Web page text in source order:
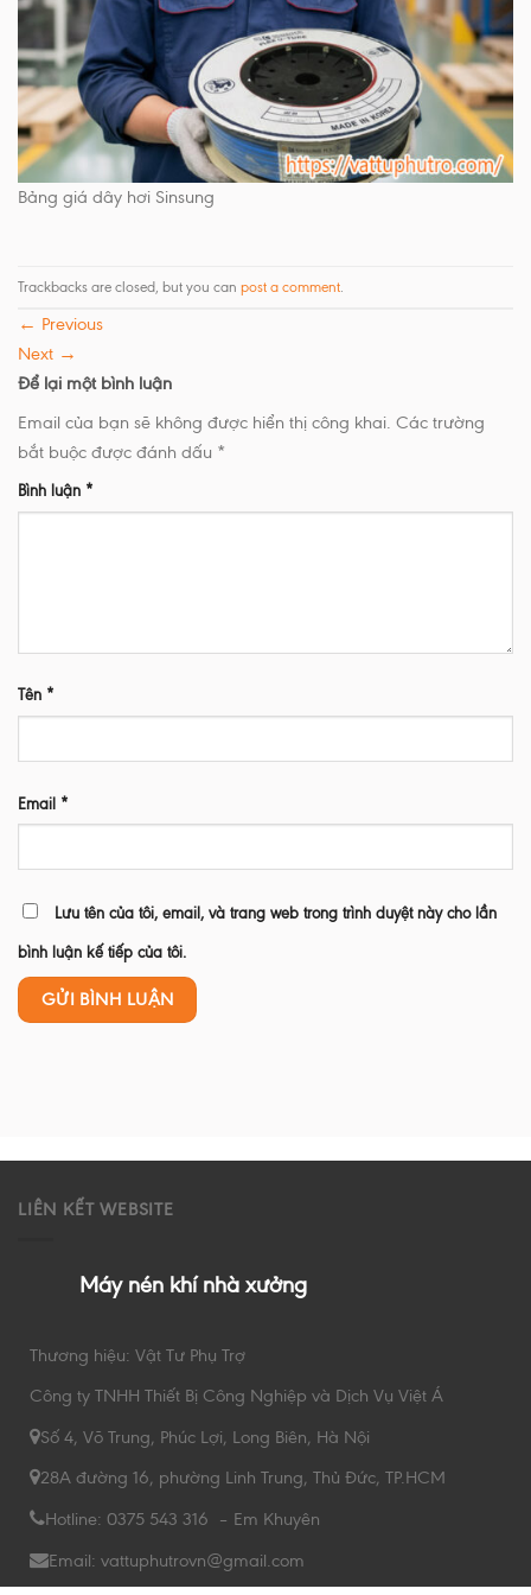
Bảng giá dây hơi Sinsung
Trackbacks are closed, but you can post a comment
← Previous
Next →
Để lại một bình luận
Email của bạn sẽ không được hiển thị công khai. Các trường
bắt buộc được đánh dấu *
Bình luận *
Tên *
Email *
Lưu tên của tôi, email, và trang web trong trình duyệt này cho lần
bình luận kế tiếp của tôi.
LIÊN KẾT WEBSITE
Máy nén khí nhà xưởng
Thương hiệu: Vật Tư Phụ Trợ
Công ty TNHH Thiết Bị Công Nghiệp và Dịch Vụ Việt Á
Số 4, Võ Trung, Phúc Lợi, Long Biên, Hà Nội
28A đường 16, phường Linh Trung, Thủ Đức, TP.HCM
Hotline: 0375 543 316 – Em Khuyên
Email: vattuphutrovn@gmail.com